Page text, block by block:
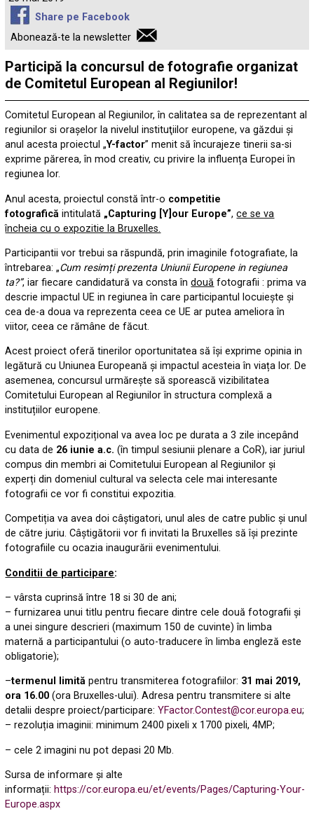
Share pe Facebook
Abonează-te la newsletter
Participă la concursul de fotografie organizat
de Comitetul European al Regiunilor!
Comitetul European al Regiunilor, în calitatea sa de reprezentant al
regiunilor si oraşelor la nivelul instituţiilor europene, va găzdui și
anul acesta proiectul „Y-factor” menit să încurajeze tinerii sa-si
exprime părerea, în mod creativ, cu privire la influența Europei în
regiunea lor.
Anul acesta, proiectul constă într-o competitie
fotografică intitulată „Capturing [Y]our Europe”,ce se va
încheia cu o expozitie la Bruxelles.
Participantii vor trebui sa răspundă, prin imaginile fotografiate, la
întrebarea: „Cum resimți prezenta Uniunii Europene in regiunea
ta?”, iar fiecare candidatură va consta îndouă fotografii : prima va
descrie impactul UE in regiunea în care participantul locuieşte și
cea de-a doua va reprezenta ceea ce UE ar putea ameliora în
viitor, ceea ce rămâne de făcut.
Acest proiect oferă tinerilor oportunitatea să își exprime opinia in
legătură cu Uniunea Europeană și impactul acesteia în viața lor. De
asemenea, concursul urmărește să sporească vizibilitatea
Comitetului European al Regiunilor în structura complexă a
instituțiilor europene.
Evenimentul expozițional va avea loc pe durata a 3 zile incepând
cu data de 26 iunie a.c. (în timpul sesiunii plenare a CoR), iar juriul
compus din membri ai Comitetului European al Regiunilor și
experți din domeniul cultural va selecta cele mai interesante
fotografii ce vor fi constitui expozitia.
Competiția va avea doi câștigatori, unul ales de catre public și unul
de către juriu. Câștigătorii vor fi invitati la Bruxelles să își prezinte
fotografiile cu ocazia inaugurării evenimentului.
Conditii de participare:
– vârsta cuprinsă între 18 si 30 de ani;
– furnizarea unui titlu pentru fiecare dintre cele două fotografii și
a unei singure descrieri (maximum 150 de cuvinte) în limba
maternă a participantului (o auto-traducere în limba engleză este
obligatorie);
–termenul limităpentru transmiterea fotografiilor: 31 mai 2019,
ora 16.00 (ora Bruxelles-ului). Adresa pentru transmitere si alte
detalii despre proiect/participare:YFactor.Contest@cor.europa.eu;
– rezoluția imaginii: minimum 2400 pixeli x 1700 pixeli, 4MP;
– cele 2 imagini nu pot depasi 20 Mb.
Sursa de informare și alte
informații: https://cor.europa.eu/et/events/Pages/Capturing-Your-
Europe.aspx